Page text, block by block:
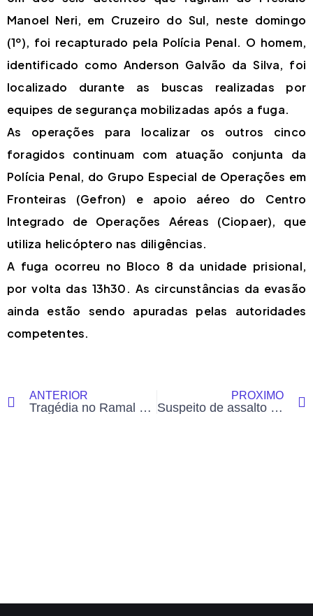
Manoel Neri, em Cruzeiro do Sul, neste domingo
(1º), foi recapturado pela Polícia Penal. O homem,
identificado como Anderson Galvão da Silva, foi
localizado durante as buscas realizadas por
equipes de segurança mobilizadas após a fuga.
As operações para localizar os outros cinco
foragidos continuam com atuação conjunta da
Polícia Penal, do Grupo Especial de Operações em
Fronteiras (Gefron) e apoio aéreo do Centro
Integrado de Operações Aéreas (Ciopaer), que
utiliza helicóptero nas diligências.
A fuga ocorreu no Bloco 8 da unidade prisional,
por volta das 13h30. As circunstâncias da evasão
ainda estão sendo apuradas pelas autoridades
competentes.
ANTERIOR
Tragédia no Ramal dos Caracas: briga entre amigos após bebedeira termina em morte
PRÓXIMO
Suspeito de assalto morre após confronto com a PM na zona rural de Brasiléia